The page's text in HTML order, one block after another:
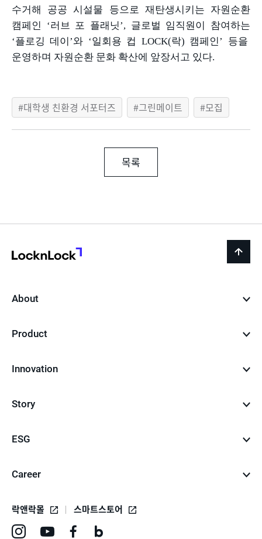
수거해 공공 시설물 등으로 재탄생시키는 자원순환
캠페인
‘러브 포 플래닛’, 글로벌 임직원이 참여하는
‘플로깅 데이 ’와 ‘일회용 컵 LOCK(락) 캠페인’ 등을
운영하며 자원순환 문화 확산에 앞장서고 있다.
대학생 친환경 서포터즈 그린메이트 모집
목록
back
About
Product
Innovation
Story
ESG
Career
락앤락몰 스마트스토어